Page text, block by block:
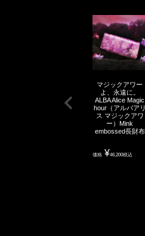
マジックアワー
よ、永遠に。
ALBA Alice Magic
hour（アルバアリ
ス マジックアワ
ー）Mink
embossed長財布
価格 ¥46,200税込